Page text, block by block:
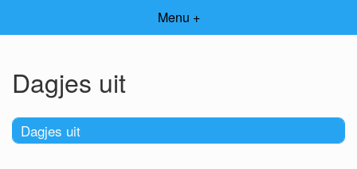
Menu +
Dagjes uit
Dagjes uit